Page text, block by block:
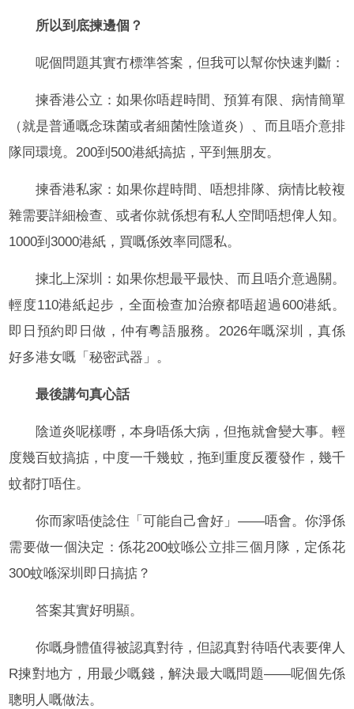
所以到底揀邊個？
呢個問題其實冇標準答案，但我可以幫你快速判斷：
揀香港公立：如果你唔趕時間、預算有限、病情簡單
（就是普通嘅念珠菌或者細菌性陰道炎）、而且唔介意排
隊同環境。200到500港紙搞掂，平到無朋友。
揀香港私家：如果你趕時間、唔想排隊、病情比較複
雜需要詳細檢查、或者你就係想有私人空間唔想俾人知。
1000到3000港紙，買嘅係效率同隱私。
揀北上深圳：如果你想最平最快、而且唔介意過關。
輕度110港紙起步，全面檢查加治療都唔超過600港紙。
即日預約即日做，仲有粵語服務。2026年嘅深圳，真係
好多港女嘅「秘密武器」。
最後講句真心話
陰道炎呢樣嘢，本身唔係大病，但拖就會變大事。輕
度幾百蚊搞掂，中度一千幾蚊，拖到重度反覆發作，幾千
蚊都打唔住。
你而家唔使諗住「可能自己會好」——唔會。你淨係
需要做一個決定：係花200蚊喺公立排三個月隊，定係花
300蚊喺深圳即日搞掂？
答案其實好明顯。
你嘅身體值得被認真對待，但認真對待唔代表要俾人
R揀對地方，用最少嘅錢，解決最大嘅問題——呢個先係
聰明人嘅做法。